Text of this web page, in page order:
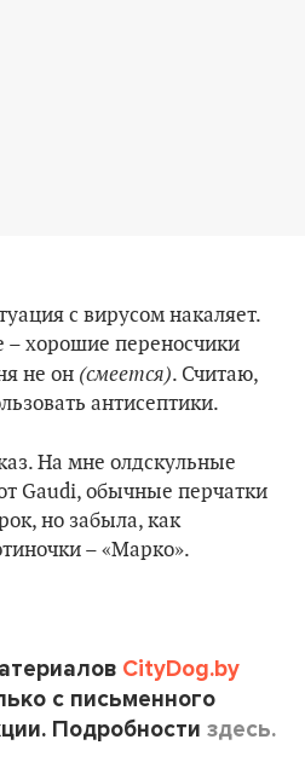
с вирусом накаляет.
– хорошие переносчики
не он (смеется). Считаю,
антисептики.
На мне олдскульные
Gaudi, обычные перчатки
но забыла, как
– «Марко».
CityDog.by
с письменного
Подробности здесь.